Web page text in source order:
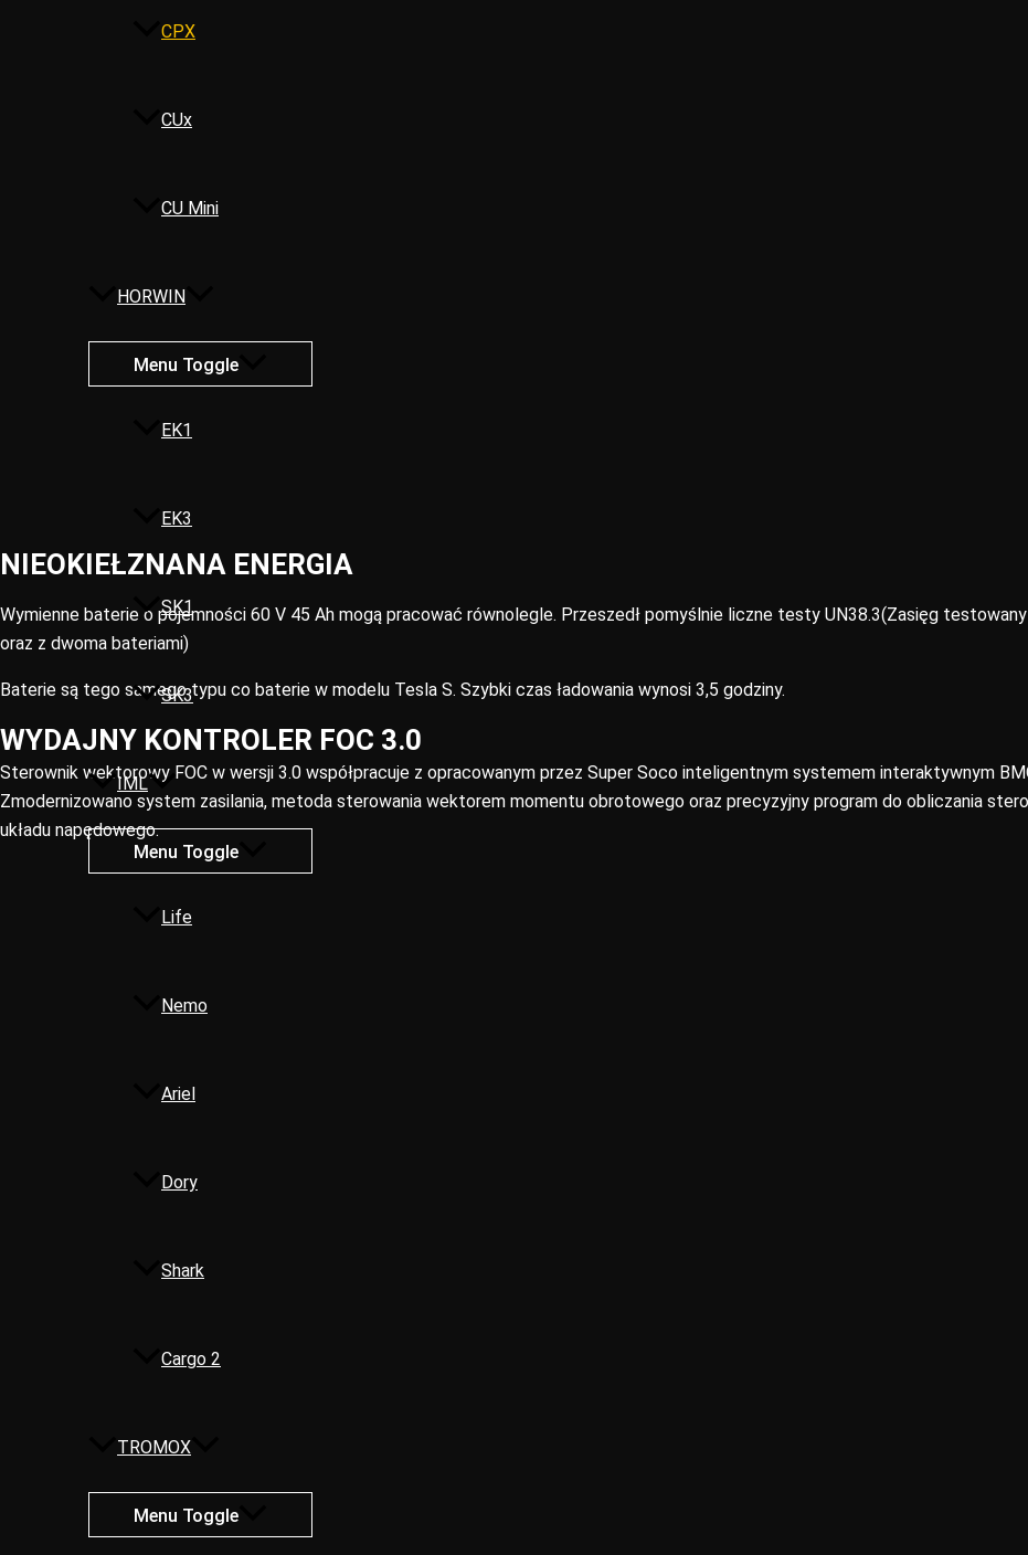
CPX
CUx
CU Mini
HORWIN
Menu Toggle
EK1
EK3
SK1
SK3
IML
Menu Toggle
Life
Nemo
Ariel
Dory
Shark
Cargo 2
TROMOX
Menu Toggle
NIEOKIEŁZNANA ENERGIA
Wymienne baterie o pojemności 60 V 45 Ah mogą pracować równolegle. Przeszedł pomyślnie liczne testy UN38.3(Zasięg
oraz z dwoma bateriami)
Baterie są tego samego typu co baterie w modelu Tesla S. Szybki czas ładowania wynosi 3,5 godziny.
WYDAJNY KONTROLER FOC 3.0
Sterownik wektorowy FOC w wersji 3.0 współpracuje z opracowanym przez Super Soco inteligentnym systemem interaktywnym
Zmodernizowano system zasilania, metoda sterowania wektorem momentu obrotowego oraz precyzyjny program do obliczania
układu napędowego.